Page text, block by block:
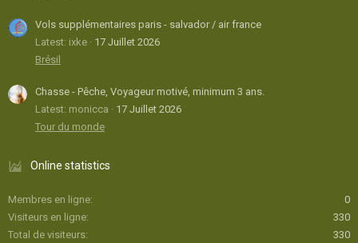
Vols supplémentaires paris - salvador / air france
Latest: ixke
17 Juillet 2026
Brésil
Chasse - Pêche, Voyageur motivé, minimum 3 ans.
Latest: monicca
17 Juillet 2026
Tour du monde
Online statistics
Membres en ligne
0
Visiteurs en ligne
330
Total de visiteurs
330